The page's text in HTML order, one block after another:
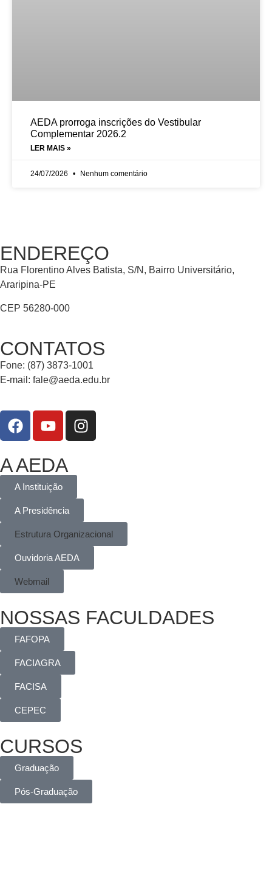
AEDA prorroga inscrições do Vestibular
Complementar 2026.2
LER MAIS »
24/07/2026 Nenhum comentário
ENDEREÇO
Rua Florentino Alves Batista, S/N, Bairro Universitário,
Araripina-PE
CEP 56280-000
CONTATOS
Fone: (87) 3873-1001
E-mail: fale@aeda.edu.br
A AEDA
A Instituição
A Presidência
Estrutura Organizacional
Ouvidoria AEDA
Webmail
NOSSAS FACULDADES
FAFOPA
FACIAGRA
FACISA
CEPEC
CURSOS
Graduação
Pós-Graduação